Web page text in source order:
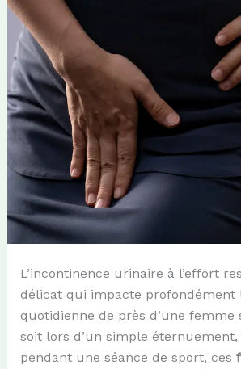
L’incontinence urinaire à l’effort
délicat qui impacte profondément
quotidienne de près d’une femme
soit lors d’un simple
pendant une séance de sport, ces